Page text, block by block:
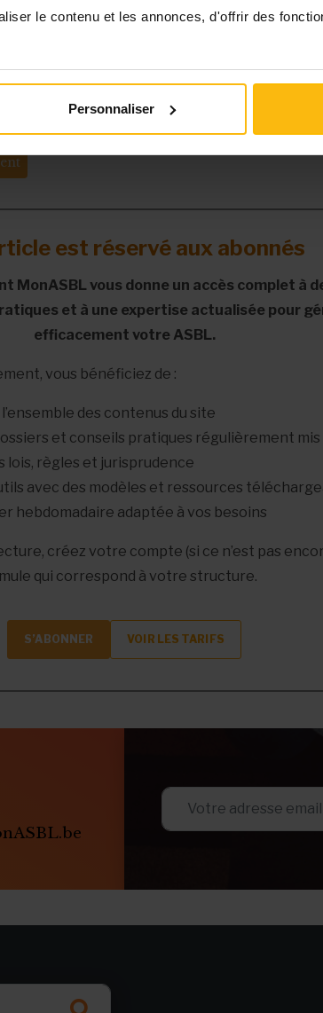
le contenu et les annonces, d'offrir des
Personnaliser
delà de la location d'un bureau. En
est réservé aux abonnés
MonASBL vous donne un accès complet à
et à une expertise actualisée pour
efficacement votre ASBL.
vous bénéficiez de :
l’ensemble des contenus du site
et conseils pratiques régulièrement mis
lois, règles et jurisprudence
avec des modèles et ressources
hebdomadaire adaptée à vos besoins
créez votre compte (si ce n’est pas
qui correspond à votre structure.
S’ABONNER VOIR LES TARIFS